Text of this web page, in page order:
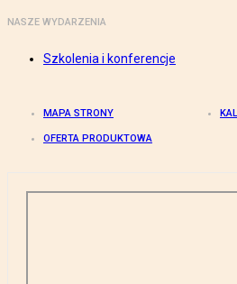
NASZE WYDARZENIA
Szkolenia i konferencje
MAPA STRONY
OFERTA PRODUKTOWA